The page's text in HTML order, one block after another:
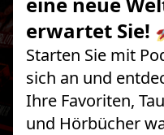
erwartet Sie!
Starten Sie mit
sich an und
Ihre Favoriten,
und Hörbücher